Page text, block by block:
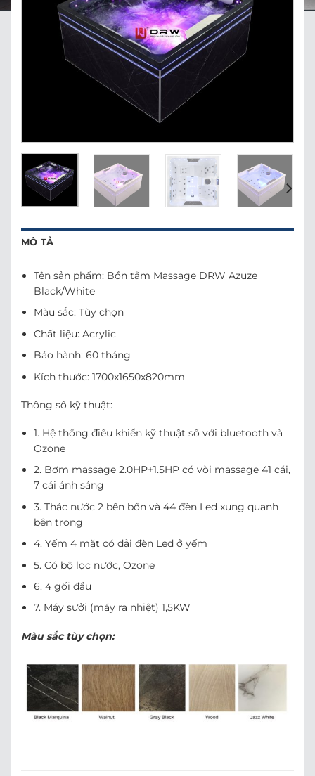
MÔ TẢ
Tên sản phẩm: Bồn tắm Massage DRW Azuze
Black/White
Màu sắc: Tùy chọn
Chất liệu: Acrylic
Bảo hành: 60 tháng
Kích thước: 1700x1650x820mm
Thông số kỹ thuật:
1. Hệ thống điều khiển kỹ thuật số với bluetooth và
Ozone
2. Bơm massage 2.0HP+1.5HP có vòi massage 41 cái,
7 cái ánh sáng
3. Thác nước 2 bên bồn và 44 đèn Led xung quanh
bên trong
4. Yếm 4 mặt có dải đèn Led ở yếm
5. Có bộ lọc nước, Ozone
6. 4 gối đầu
7. Máy sưởi (máy ra nhiệt) 1,5KW
Màu sắc tùy chọn: